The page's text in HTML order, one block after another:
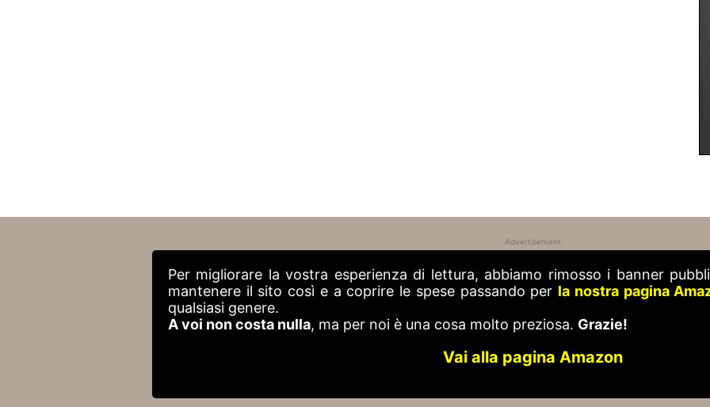
Advertisement
Per migliorare la vostra esperienza di lettura, abbiamo rimosso i banner
mantenere il sito così e a coprire le spese passando per la nostra pagina
qualsiasi genere.
A voi non costa nulla, ma per noi è una cosa molto preziosa. Grazie!
Vai alla pagina Amazon